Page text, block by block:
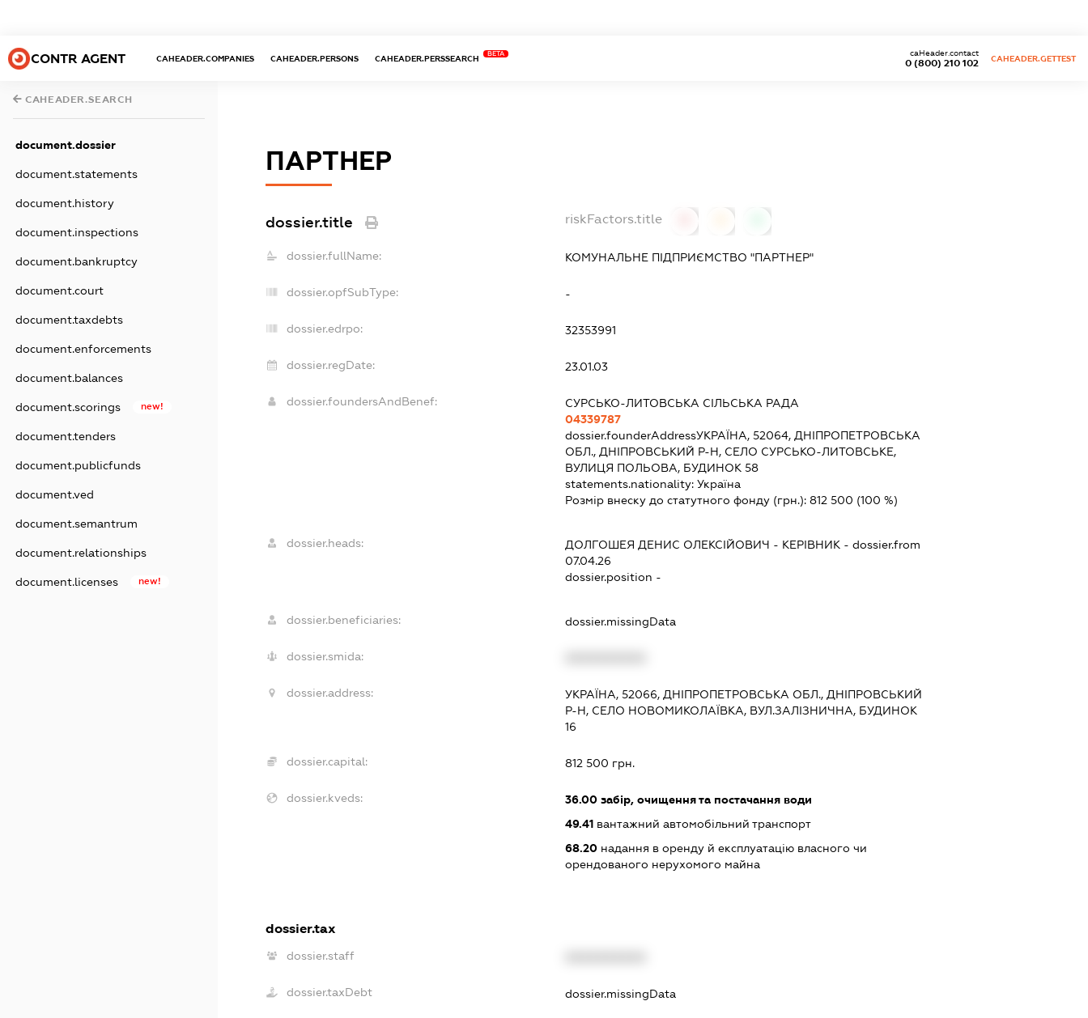
CONTR AGENT CAHEADER.COMPANIES CAHEADER.PERSONS CAHEADER.PERSSEARCH
BETA
0 (800) 210 102
caHeader.contact
CAHEADER.GETTEST
CAHEADER.SEARCH
document.dossier
document.statements
document.history
document.inspections
document.bankruptcy
document.court
document.taxdebts
document.enforcements
document.balances
document.scorings new!
document.tenders
document.publicfunds
document.ved
document.semantrum
document.relationships
document.licenses new!
ПАРТНЕР
dossier.title riskFactors.title
dossier.fullName: КОМУНАЛЬНЕ ПІДПРИЄМСТВО "ПАРТНЕР"
dossier.opfSubType: -
dossier.edrpo: 32353991
dossier.regDate: 23.01.03
dossier.foundersAndBenef:
СУРСЬКО-ЛИТОВСЬКА СІЛЬСЬКА РАДА
04339787
dossier.founderAddressУКРАЇНА, 52064, ДНІПРОПЕТРОВСЬКА
ОБЛ., ДНІПРОВСЬКИЙ Р-Н, СЕЛО СУРСЬКО-ЛИТОВСЬКЕ,
ВУЛИЦЯ ПОЛЬОВА, БУДИНОК 58
statements.nationality:Україна
Розмір внеску до статутного фонду (грн.):812 500 (100 %)
dossier.heads: ДОЛГОШЕЯ ДЕНИС ОЛЕКСІЙОВИЧ - КЕРІВНИК - dossier.from
07.04.26
dossier.position -
dossier.beneficiaries: dossier.missingData
dossier.smida:
dossier.address:
УКРАЇНА, 52066, ДНІПРОПЕТРОВСЬКА ОБЛ., ДНІПРОВСЬКИЙ
Р-Н, СЕЛО НОВОМИКОЛАЇВКА, ВУЛ.ЗАЛІЗНИЧНА, БУДИНОК
16
dossier.capital: 812 500 грн.
dossier.kveds: 36.00 забір, очищення та постачання води
49.41 вантажний автомобільний транспорт
68.20 надання в оренду й експлуатацію власного чи
орендованого нерухомого майна
dossier.tax
dossier.staff
dossier.taxDebt dossier.missingData